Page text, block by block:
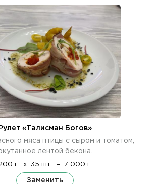
Рулет «Талисман Богов»
мяса птицы с сыром и томатом,
лентой бекона.
г. x 35 шт. = 7 000 г.
Заменить